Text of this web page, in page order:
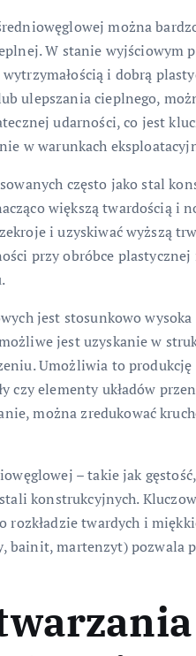
można
W stanie wyjściowym
i dobrą
ulepszania cieplnego,
udarności, co jest
w warunkach
często jako stal
większą twardością i
i uzyskiwać wyższą
przy obróbce
jest stosunkowo
jest uzyskanie w
Umożliwia to
czy elementy układów
można zredukować
– takie jak
konstrukcyjnych.
rozkładzie twardych i
martenzyt) pozwala